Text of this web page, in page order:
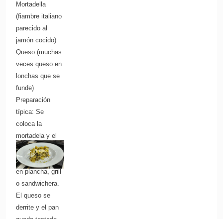
Mortadella
(fiambre italiano
parecido al
jamón cocido)
Queso (muchas
veces queso en
lonchas que se
funde)
Preparación
típica: Se
coloca la
mortadela y el
queso dentro del
pan. Se calienta
en plancha, grill
o sandwichera.
El queso se
derrite y el pan